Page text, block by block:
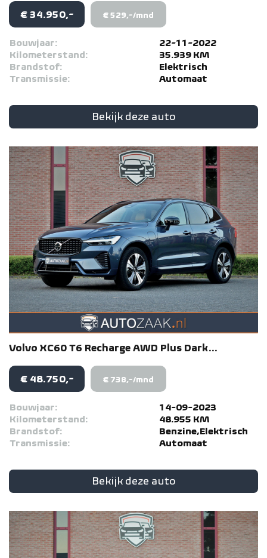
€ 34.950,- € 529,-/mnd
Bouwjaar:
22-11-2022
Kilometerstand:
35.939 KM
Brandstof:
Elektrisch
Transmissie:
Automaat
Bekijk deze auto
Volvo XC60 T6 Recharge AWD Plus Dark...
€ 48.750,- € 738,-/mnd
Bouwjaar:
14-09-2023
Kilometerstand:
48.955 KM
Brandstof:
Benzine,Elektrisch
Transmissie:
Automaat
Bekijk deze auto